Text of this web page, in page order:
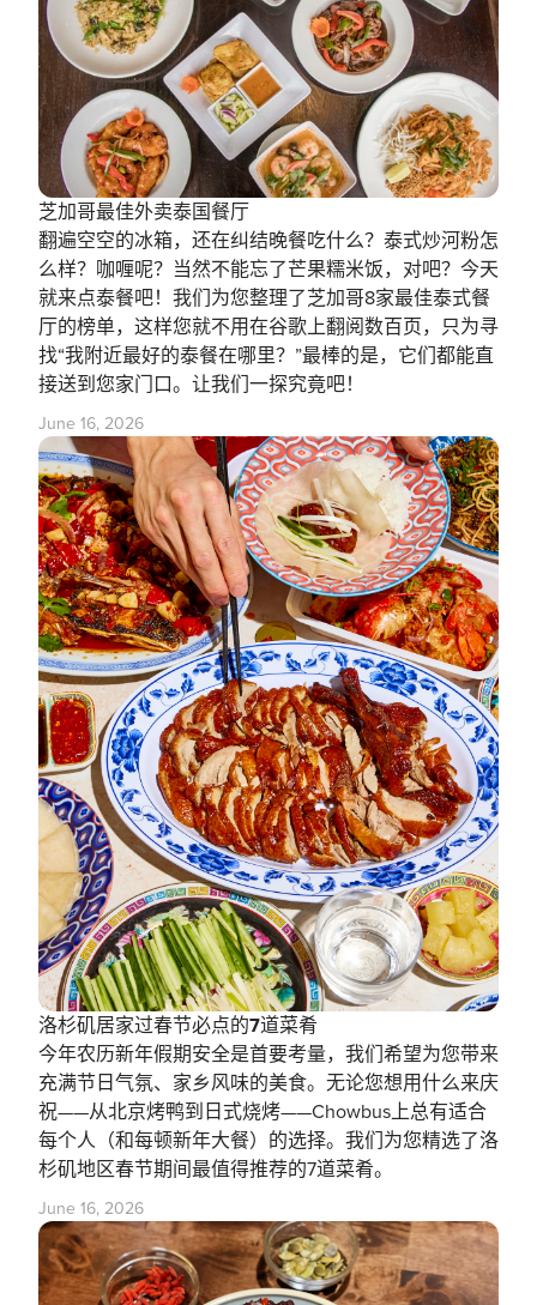
芝加哥最佳外卖泰国餐厅
翻遍空空的冰箱，还在纠结晚餐吃什么？泰式炒河粉怎
么样？咖喱呢？当然不能忘了芒果糯米饭，对吧？今天
就来点泰餐吧！我们为您整理了芝加哥8家最佳泰式餐
厅的榜单，这样您就不用在谷歌上翻阅数百页，只为寻
找“我附近最好的泰餐在哪里？”最棒的是，它们都能直
接送到您家门口。让我们一探究竟吧！
June 16, 2026
洛杉矶居家过春节必点的7道菜肴
今年农历新年假期安全是首要考量，我们希望为您带来
充满节日气氛、家乡风味的美食。无论您想用什么来庆
祝——从北京烤鸭到日式烧烤——Chowbus上总有适合
每个人（和每顿新年大餐）的选择。我们为您精选了洛
杉矶地区春节期间最值得推荐的7道菜肴。
June 16, 2026